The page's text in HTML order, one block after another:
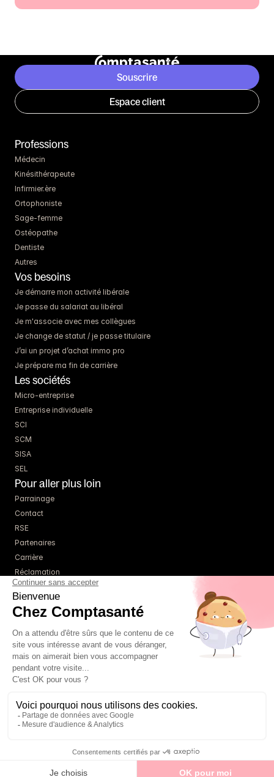
Souscrire
Espace client
Professions
Médecin
Kinésithérapeute
Infirmier.ère
Ortophoniste
Sage-femme
Ostéopathe
Dentiste
Autres
Vos besoins
Je démarre mon activité libérale
Je passe du salariat au libéral
Je m'associe avec mes collègues
Je change de statut / je passe titulaire
J’ai un projet d’achat immo pro
Je prépare ma fin de carrière
Les sociétés
Micro-entreprise
Entreprise individuelle
SCI
SCM
SISA
SEL
Pour aller plus loin
Parrainage
Contact
RSE
Partenaires
Carrière
Réclamation
Ressources
Blog
Guides
Webinaires
Simulateurs
À propos
Tarifs
01 85 09 22 86
FAQ
- Tous droits réservés - Mentions légales - Politique de confidentialité